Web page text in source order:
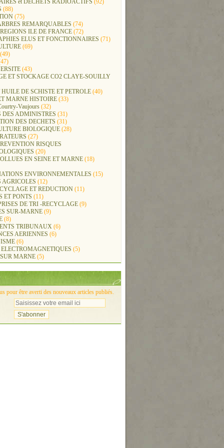
et DECHETS RADIOACTIFS (92)
(88)
(75)
REMARQUABLES (74)
ILE DE FRANCE (72)
ELUS ET FONCTIONNAIRES (71)
(69)
(43)
ET STOCKAGE CO2 CLAYE-SOUILLY
DE SCHISTE ET PETROLE (40)
MARNE HISTOIRE (33)
Vaujours (32)
DES ADMINISTRES (31)
DES DECHETS (31)
BIOLOGIQUE (28)
(27)
RISQUES
(20)
EN SEINE ET MARNE (18)
ENVIRONNEMENTALES (15)
AGRICOLES (12)
ET REDUCTION (11)
ET PONTS (11)
DE TRI -RECYCLAGE (9)
SUR-MARNE (9)
(8)
TRIBUNAUX (6)
AERIENNES (6)
(6)
(5)
MARNE (5)
pour être averti des nouveaux articles publiés.